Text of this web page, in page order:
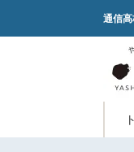
通信